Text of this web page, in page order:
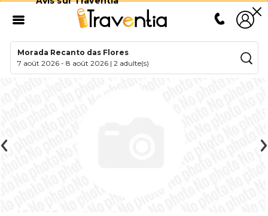
Morada Recanto das Flores
7 août 2026 -8 août 2026 |2 adulte(s)